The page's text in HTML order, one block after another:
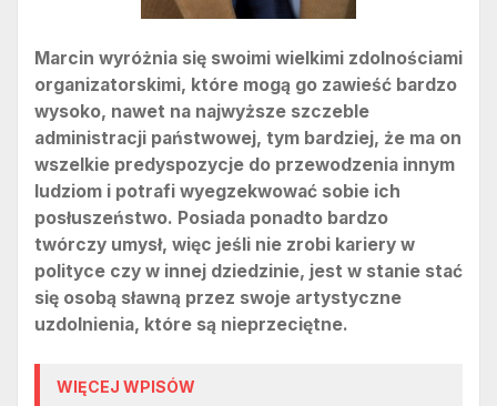
Marcin wyróżnia się swoimi wielkimi zdolnościami
organizatorskimi, które mogą go zawieść bardzo
wysoko, nawet na najwyższe szczeble
administracji państwowej, tym bardziej, że ma on
wszelkie predyspozycje do przewodzenia innym
ludziom i potrafi wyegzekwować sobie ich
posłuszeństwo. Posiada ponadto bardzo
twórczy umysł, więc jeśli nie zrobi kariery w
polityce czy w innej dziedzinie, jest w stanie stać
się osobą sławną przez swoje artystyczne
uzdolnienia, które są nieprzeciętne.
WIĘCEJ WPISÓW